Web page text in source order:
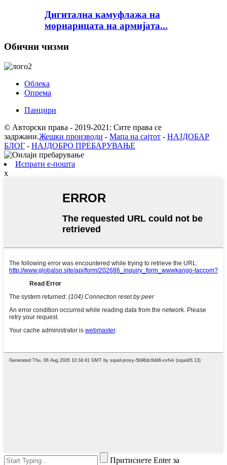
Дигитална камуфлажа на
морнарицата на армијата...
Обични чизми
Облека
Опрема
Панцири
© Авторски права - 2019-2021: Сите права се
задржани.Жешки производи - Мапа на сајтот - НАЈДОБАР
БЛОГ - НАЈДОБРО ПРЕБАРУВАЊЕ
Испрати е-пошта
x
Притиснете Enter за